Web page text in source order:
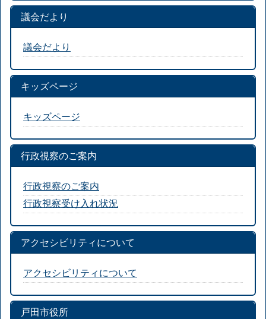
議会だより
議会だより
キッズページ
キッズページ
行政視察のご案内
行政視察のご案内
行政視察受け入れ状況
アクセシビリティについて
アクセシビリティについて
戸田市役所